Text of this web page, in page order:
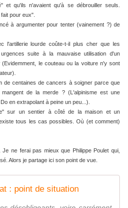
et qu'ils n'avaient qu'à se débrouiller seuls.
pour eux".
à argumenter pour tenter (vainement ?) de
l'artillerie lourde coûte-t-il plus cher que les
suite à la mauvaise utilisation d'un
le couteau ou la voiture n'y sont
de centaines de cancers à soigner parce que
de la merde ? (L'alpinisme est une
en extrapolant à peine un peu...).
sur un sentier à côté de la maison et un
tous les cas possibles. Où (et comment)
ne ferai pas mieux que Philippe Poulet qui,
Alors je partage ici son point de vue.
: point de situation